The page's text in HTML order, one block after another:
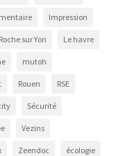
Impression
sur Yon Le havre
mutoh
Rouen RSE
Sécurité
Vezins
Zeendoc écologie